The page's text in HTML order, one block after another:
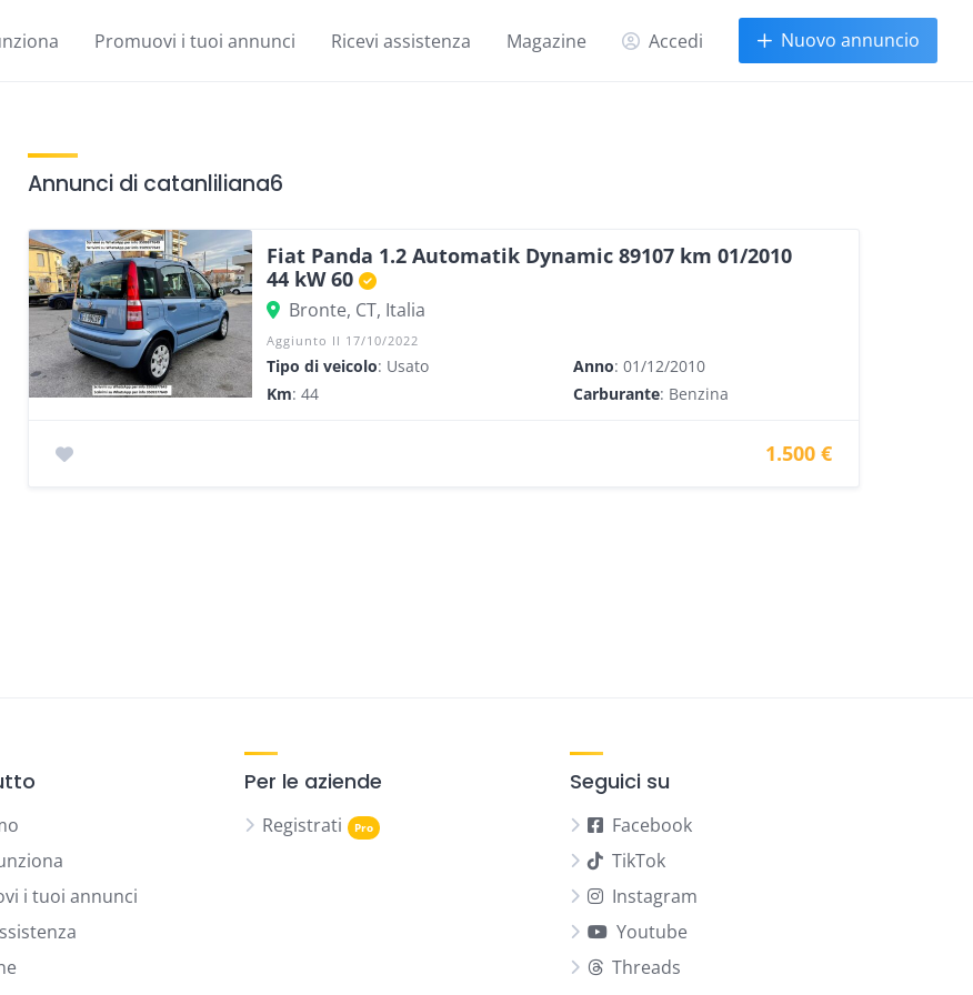
Promuovi i tuoi annunci Ricevi assistenza Magazine Accedi Nuovo annuncio
Annunci di catanliliana6
Fiat Panda 1.2 Automatik Dynamic 89107 km 01/2010
44 kW 60
Bronte, CT, Italia
Aggiunto Il 17/10/2022
Tipo di veicolo: Usato Anno: 01/12/2010
Km: 44 Carburante: Benzina
1.500 €
i tuoi annunci
Per le aziende
Registrati
Seguici su
Facebook
TikTok
Instagram
Youtube
Threads